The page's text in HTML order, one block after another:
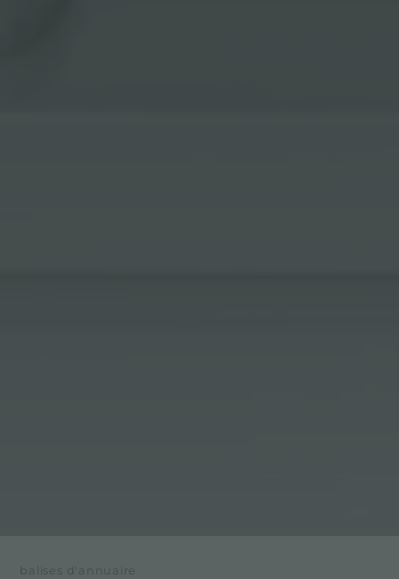
balises d'annuaire